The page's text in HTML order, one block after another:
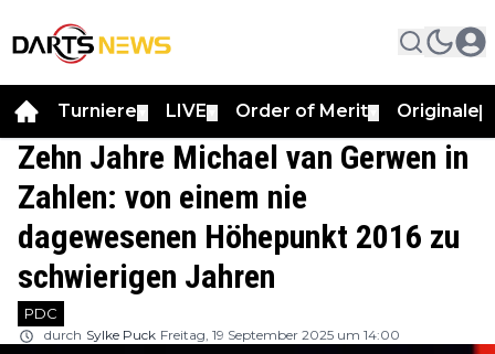
Turniere LIVE Order of Merit Originale
Zehn Jahre Michael van Gerwen in
Zahlen: von einem nie
dagewesenen Höhepunkt 2016 zu
schwierigen Jahren
PDC
durch Sylke Puck Freitag, 19 September 2025 um 14:00